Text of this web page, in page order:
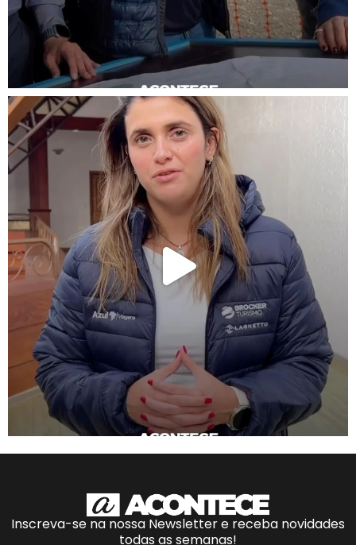
Inscreva-se na nossa Newsletter e receba novidades
todas as semanas!